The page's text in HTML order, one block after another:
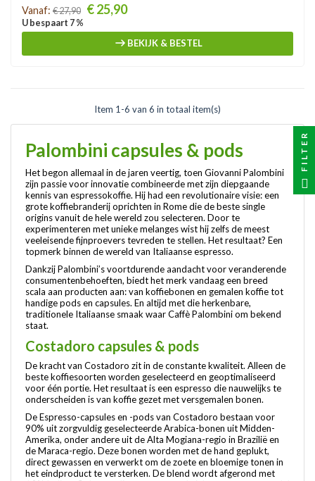
Prijs
Vanaf: € 27,90 € 25,90
U bespaart 7 %
BEKIJK & BESTEL
Item 1-6 van 6 in totaal item(s)
Palombini capsules & pods
Het begon allemaal in de jaren veertig, toen Giovanni Palombini
zijn passie voor innovatie combineerde met zijn diepgaande
kennis van espressokoffie. Hij had een revolutionaire visie: een
grote koffiebranderij oprichten in Rome die de beste single
origins vanuit de hele wereld zou selecteren. Door te
experimenteren met unieke melanges wist hij zelfs de meest
veeleisende fijnproevers tevreden te stellen. Het resultaat? Een
topmerk binnen de wereld van Italiaanse espresso.
Dankzij Palombini’s voortdurende aandacht voor veranderende
consumentenbehoeften, biedt het merk vandaag een breed
scala aan producten aan: van koffiebonen en gemalen koffie tot
handige pods en capsules. En altijd met die herkenbare,
traditionele Italiaanse smaak waar Caffè Palombini om bekend
staat.
Costadoro capsules & pods
De kracht van Costadoro zit in de constante kwaliteit. Alleen de
beste koffiesoorten worden geselecteerd en geoptimaliseerd
voor één portie. Het resultaat is een espresso die nauwelijks te
onderscheiden is van koffie gezet met versgemalen bonen.
De Espresso-capsules en -pods van Costadoro bestaan voor
90% uit zorgvuldig geselecteerde Arabica-bonen uit Midden-
Amerika, onder andere uit de Alta Mogiana-regio in Brazilië en
de Maraca-regio. Deze bonen worden met de hand geplukt,
direct gewassen en verwerkt om de zoete en bloemige tonen in
het eindproduct te versterken. De blend wordt afgerond met
FILTER